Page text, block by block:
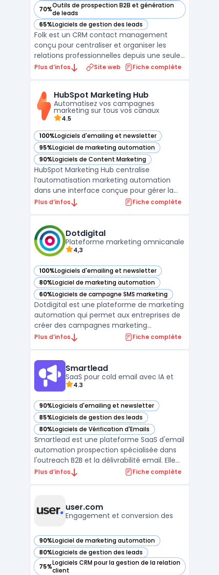
70%Outils de prospection B2B et génération
de leads
— voir folk dans cette catégorie
65%Logiciels de gestion des leads
— voir folk dans cette catégorie
Folk est un CRM contact management
conçu pour centraliser et organiser les
relations professionnelles depuis une seule
interface. Destiné aux équipes de petite
travailleurs indépendants ou responsables
partenariat ...
Plus d’infos Site web Fiche complète
HubSpot Marketing Hub
Automatisez vos campagnes
marketing sur tous vos canaux
4.5
100%Logiciels d'emailing et newsletter
— voir HubSpot Marketing Hub dans cette catégorie
95%Logiciel de marketing automation
— voir HubSpot Marketing Hub dans cette catégorie
90%Logiciels de Content Marketing
— voir HubSpot Marketing Hub dans cette catégorie
HubSpot Marketing Hub centralise
l’automatisation marketing automation
dans une interface conçue pour gérer la
génération de prospects et la mesure de la
tailles recherchant un outil pour
coordonner les actions omni‑chann ...
Plus d’infos Fiche complète
Dotdigital
Plateforme marketing omnicanale
4,3
100%Logiciels d'emailing et newsletter
— voir Dotdigital dans cette catégorie
80%Logiciel de marketing automation
— voir Dotdigital dans cette catégorie
60%Logiciels de campagne SMS marketing
— voir Dotdigital dans cette catégorie
Dotdigital est une plateforme de marketing
automation qui permet aux entreprises de
créer des campagnes marketing
personnalisées et hautement ciblées. Avec
intégrés, Dotdigital offre une solution de
marketing to ...
Plus d’infos Fiche complète
Smartlead
SaaS pour cold email avec IA et
4.3
90%Logiciels d'emailing et newsletter
— voir Smartlead dans cette catégorie
85%Logiciels de gestion des leads
— voir Smartlead dans cette catégorie
80%Logiciels de Vérification d'Emails
— voir Smartlead dans cette catégorie
Smartlead est une plateforme SaaS d'email
automation prospection spécialisée dans
l'outreach B2B et la délivrabilité email. Elle
centralise la gestion des comptes email
Plus d’infos Fiche complète
user.com
Engagement et conversion des
90%Logiciel de marketing automation
— voir user.com dans cette catégorie
80%Logiciels de gestion des leads
— voir user.com dans cette catégorie
75%Logiciels CRM pour la gestion de la relation
client
— voir user.com dans cette catégorie